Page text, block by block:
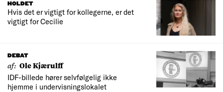
HOLDET
Hvis det er vigtigt for kollegerne, er det
vigtigt for Cecilie
DEBAT
af: Ole Kjærulff
IDF-billede hører selvfølgelig ikke
hjemme i undervisningslokalet